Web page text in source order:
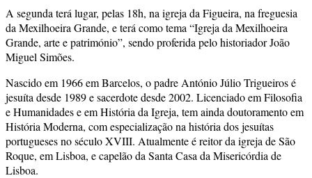
A segunda terá lugar, pelas 18h, na igreja da Figueira, na freguesia
da Mexilhoeira Grande, e terá como tema “Igreja da Mexilhoeira
Grande, arte e património”, sendo proferida pelo historiador João
Miguel Simões.
Nascido em 1966 em Barcelos, o padre António Júlio Trigueiros é
jesuíta desde 1989 e sacerdote desde 2002. Licenciado em Filosofia
e Humanidades e em História da Igreja, tem ainda doutoramento em
História Moderna, com especialização na história dos jesuítas
portugueses no século XVIII. Atualmente é reitor da igreja de São
Roque, em Lisboa, e capelão da Santa Casa da Misericórdia de
Lisboa.